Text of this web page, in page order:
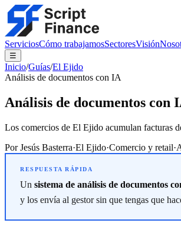
ServiciosCómo trabajamosSectoresVisión
☰
Inicio/Guías/El Ejido
Análisis de documentos con IA
Análisis de documentos
Los comercios de El Ejido acumulan facturas
PorJesús Basterra·El Ejido·Comercio y retail·
Un sistema de análisis de documentos
y los envía al gestor sin que tengas que